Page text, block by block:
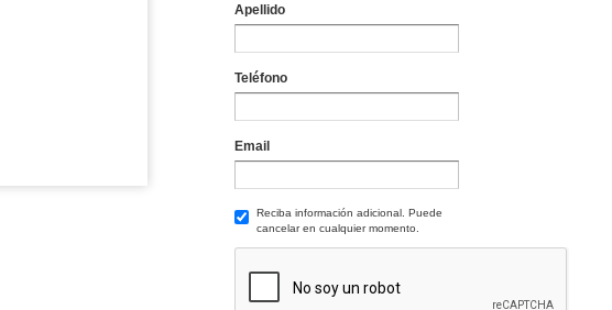
Apellido
Teléfono
Email
Reciba información adicional. Puede
cancelar en cualquier momento.